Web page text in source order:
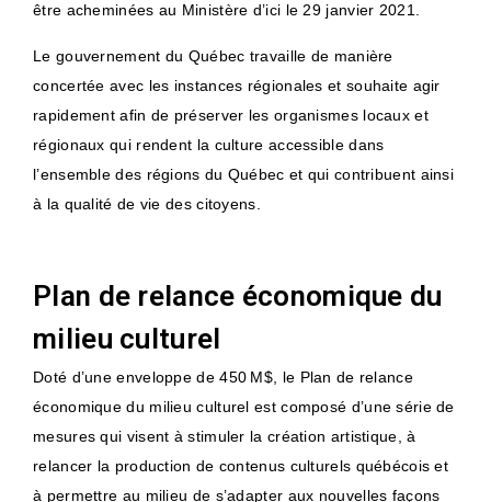
être acheminées au Ministère d’ici le 29 janvier 2021.
Le gouvernement du Québec travaille de manière
concertée avec les instances régionales et souhaite agir
rapidement afin de préserver les organismes locaux et
régionaux qui rendent la culture accessible dans
l’ensemble des régions du Québec et qui contribuent ainsi
à la qualité de vie des citoyens.
Plan de relance économique du
milieu culturel
Doté d’une enveloppe de 450 M$, le Plan de relance
économique du milieu culturel est composé d’une série de
mesures qui visent à stimuler la création artistique, à
relancer la production de contenus culturels québécois et
à permettre au milieu de s’adapter aux nouvelles façons